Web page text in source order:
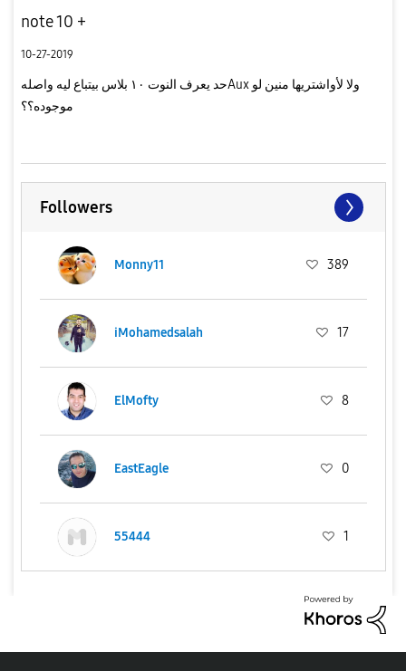
note 10 +
10-27-2019
حد يعرف النوت ١٠ بلاس بيتباع ليه واصلهAux ولا لأواشتريها منين لو
موجوده؟؟
Followers
Monny11 389
iMohamedsalah 17
ElMofty 8
EastEagle 0
55444 1